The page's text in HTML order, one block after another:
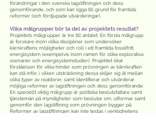
förändringar i den svenska lagstiftningen och dess
genomförande, och som kan ligga till grund för framtida
reformer (och fördjupade utvärderingar).
Vilka målgrupper bör ta del av projektets resultat?
Projektets målgrupper är tre till antalet. En första målgrupp
är forskare inom olika discipliner som undersöker
kärnkraftens möjligheter och roll i ett framtida fossilfritt
energisystem (exempelvis inom ramen för olika explorativa
scenarier och energisystemstudier). Projektet ökar
förståelsen för vilka hinder som prövningen av kärnkraften
kan stå inför, i vilken utsträckning dessa skiljer sig åt mellan
olika typer av reaktorer, samt identifierar och utvärderar
möjliga reformer av lagstiftningen och dess genomförande.
En speciellt viktig målgrupp är politiska beslutsfattare samt
tjänstemän på myndigheter som beslutar om, utformar samt
genomför den lagstiftning som prövningen bygger på.
Reformer av lagstiftningen kan inte testas i verklighetens